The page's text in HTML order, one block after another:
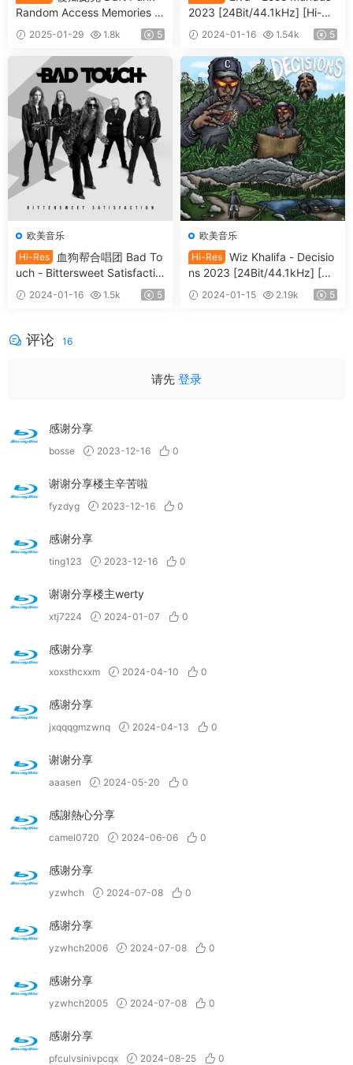
Random Access Memories (1
0th Anniversary Edition) 202
3 [24Bit/88.2kHz] [Hi-Res Fl
ac 2.10GB]
2025-01-29 1.8k 5
2023 [24Bit/44.1kHz] [Hi-Re
s Flac 690M]
2024-01-16 1.54k 5
欧美音乐
Hi-Res
血狗帮合唱团 Bad To
uch - Bittersweet Satisfactio
n 2023 [24Bit/48kHz] [Hi-Re
s Flac 444MB]
2024-01-16 1.5k 5
欧美音乐
Hi-Res Wiz Khalifa - Decisio
ns 2023 [24Bit/44.1kHz] [Hi-
Res Flac 396MB]
2024-01-15 2.19k 5
评论 16
请先 登录
感谢分享
bosse 2023-12-16 0
谢谢分享楼主辛苦啦
fyzdyg 2023-12-16 0
感谢分享
ting123 2023-12-16 0
谢谢分享楼主werty
xtj7224 2024-01-07 0
感谢分享
xoxsthcxxm 2024-04-10 0
感谢分享
jxqqqgmzwnq 2024-04-13 0
谢谢分享
aaasen 2024-05-20 0
感謝熱心分享
camel0720 2024-06-06 0
感谢分享
yzwhch 2024-07-08 0
感谢分享
yzwhch2006 2024-07-08 0
感谢分享
yzwhch2005 2024-07-08 0
感谢分享
pfculvsinivpcqx 2024-08-25 0